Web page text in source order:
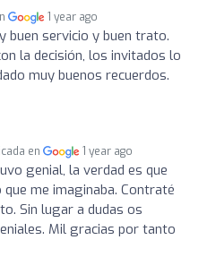
1 year ago
buen servicio y buen trato.
la decisión, los invitados lo
muy buenos recuerdos.
en 1 year ago
genial, la verdad es que
me imaginaba. Contraté
Sin lugar a dudas os
Mil gracias por tanto